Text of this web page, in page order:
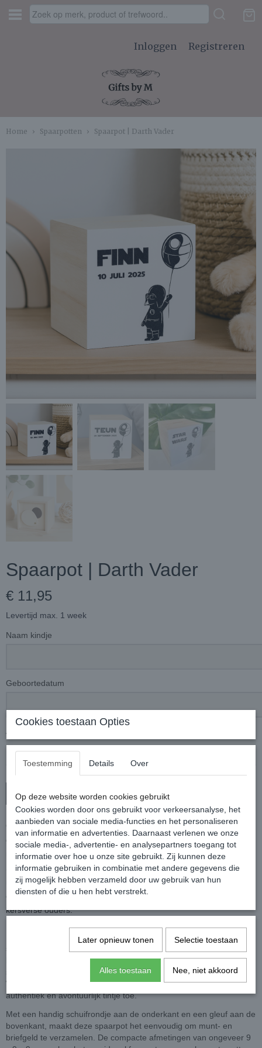
Inloggen Registreren
Home › Spaarpotten › Spaarpot | Darth Vader
Spaarpot | Darth Vader
€ 11,95
Levertijd max. 1 week
Naam kindje
Geboortedatum
Aantal
In winkelwagen
Ontdek de intergalactische wereld van Star Wars met deze unieke
gepersonaliseerde houten spaarpot met de mini Darth Vader en de
mogelijkheid om de naam en geboortedatum van je kindje in het
Star Wars lettertype toe te voegen. Deze spaarpot van Gifts by M is
niet alleen een fantastisch kraamcadeau, maar ook een origineel
en persoonlijk geschenk dat vast zal worden gewaardeerd door de
kersverse ouders.
Deze houten spaarpot met deze baby Darth Vader brengt de
schattige charme van het Star Wars universum naar de
kinderkamer. De kleine Darth Vader siert de voorkant van de
spaarpot en zal de verbeelding van de kindjes prikkelen. Het Star
Wars lettertype voor de naam en geboortedatum voegt een
authentiek en avontuurlijk tintje toe.
Met een handig schuifrondje aan de onderkant en een gleuf aan de
bovenkant, maakt deze spaarpot het eenvoudig om munt- en
briefgeld te verzamelen. De compacte afmetingen van ongeveer 9
Cookies toestaan Opties
Toestemming Details Over
Op deze website worden cookies gebruikt
Cookies worden door ons gebruikt voor verkeersanalyse, het
aanbieden van sociale media-functies en het personaliseren
van informatie en advertenties. Daarnaast verlenen we onze
sociale media-, advertentie- en analysepartners toegang tot
informatie over hoe u onze site gebruikt. Zij kunnen deze
informatie gebruiken in combinatie met andere gegevens die
zij mogelijk hebben verzameld door uw gebruik van hun
diensten of die u hen hebt verstrekt.
Later opnieuw tonen Selectie toestaan
Alles toestaan Nee, niet akkoord